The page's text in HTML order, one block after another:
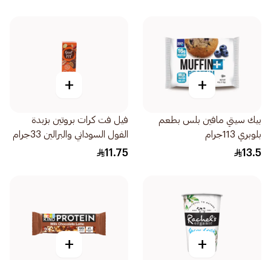
+
بيك سيتي مافين بلس بطعم
بلوبري 113جرام
13.5
+
فيل فت كرات بروتين بزبدة
الفول السوداني والبرالين 33جرام
11.75
+
+